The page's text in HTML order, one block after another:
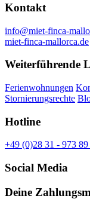
Kontakt
info@miet-finca-
miet-finca-mallorca.de
Weiterführende
Ferienwohnungen
Stornierungsrechte
Hotline
+49 (0)28 31 - 973 89
Social Media
Deine